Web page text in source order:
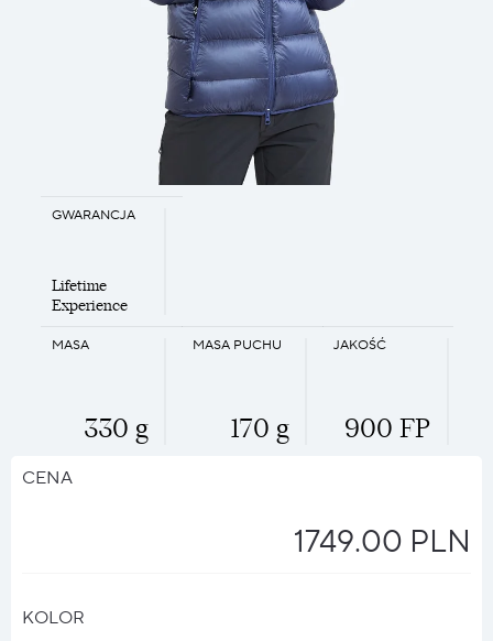
MASA
330 g
JAKOŚĆ
900 FP
MASA PUCHU
170 g
GWARANCJA
Lifetime
Experience
CENA
1749.00 PLN
KOLOR